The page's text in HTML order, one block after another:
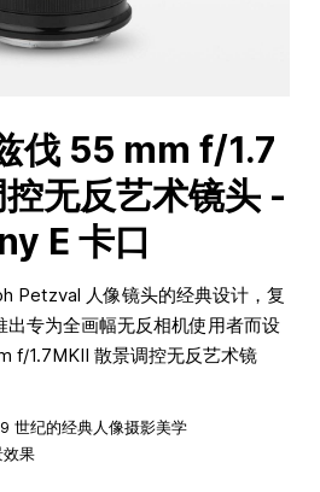
伐 55 mm f/1.7
无反艺术镜头 -
E 卡口
Petzval 人像镜头的经典设计，复
出专为全画幅无反相机使用者而设
f/1.7MKII 散景调控无反艺术镜
世纪的经典人像摄影美学
效果